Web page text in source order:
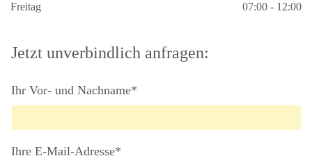
Freitag
07:00 - 12:00
Jetzt unverbindlich anfragen:
Ihr Vor- und Nachname*
Ihre E-Mail-Adresse*